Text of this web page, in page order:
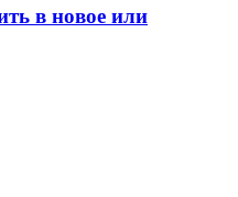
в новое или